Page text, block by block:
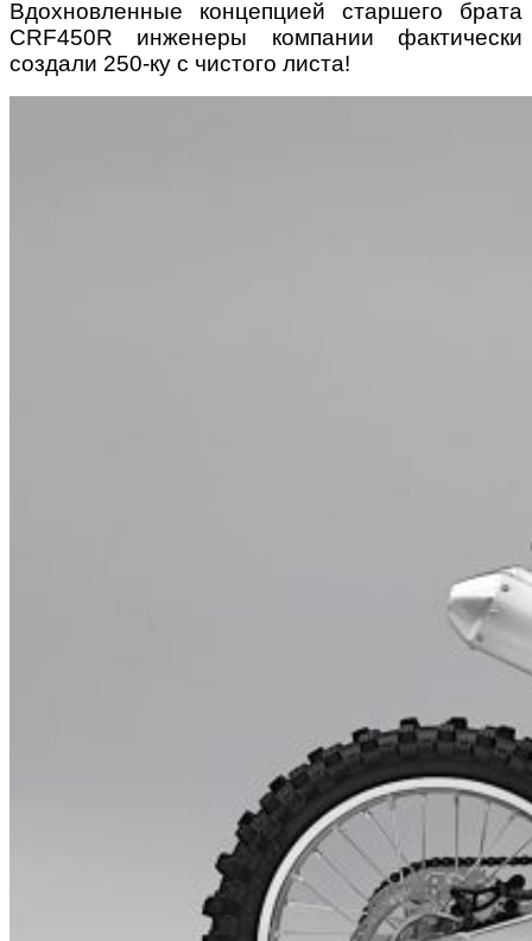
Вдохновленные концепцией старшего брата
CRF450R инженеры компании фактически
создали 250-ку с чистого листа!